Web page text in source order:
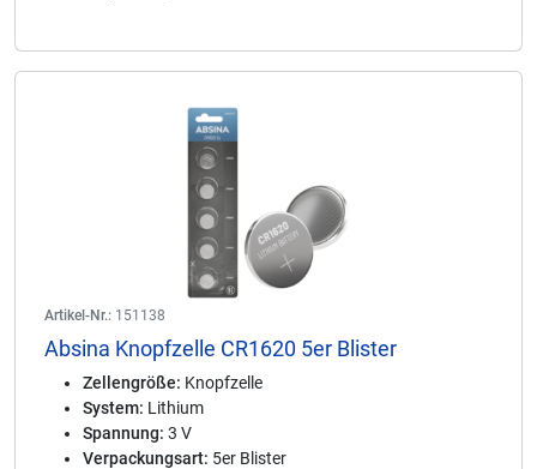
Artikel-Nr.: 151138
Absina Knopfzelle CR1620 5er Blister
Zellengröße: Knopfzelle
System: Lithium
Spannung: 3 V
Verpackungsart: 5er Blister